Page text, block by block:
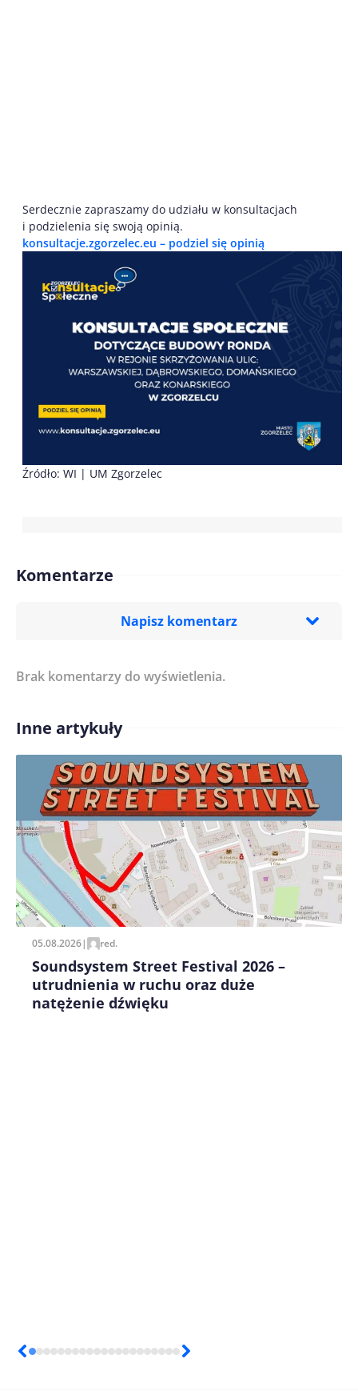
Serdecznie zapraszamy do udziału w konsultacjach
i podzielenia się swoją opinią.
konsultacje.zgorzelec.eu – podziel się opinią
Źródło: WI | UM Zgorzelec
Komentarze
Napisz komentarz
Treść komentarza*
Imię/ Nick*
Zapamiętaj moje dane w tej przeglądarce podczas
pisania kolejnych komentarzy.
Brak komentarzy do wyświetlenia.
Inne artykuły
05.08.2026| red.
Soundsystem Street Festival 2026 –
utrudnienia w ruchu oraz duże
natężenie dźwięku